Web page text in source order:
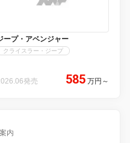
ープ・アベンジャー
クライスラー・ジープ
発売 585 万円 ～
内